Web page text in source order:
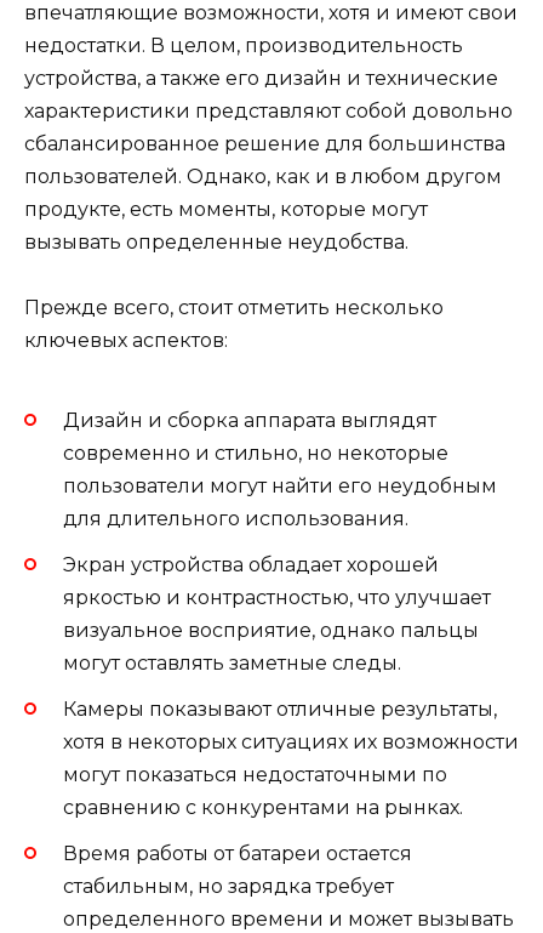
впечатляющие возможности, хотя и имеют свои
недостатки. В целом, производительность
устройства, а также его дизайн и технические
характеристики представляют собой довольно
сбалансированное решение для большинства
пользователей. Однако, как и в любом другом
продукте, есть моменты, которые могут
вызывать определенные неудобства.
Прежде всего, стоит отметить несколько
ключевых аспектов:
Дизайн и сборка аппарата выглядят
современно и стильно, но некоторые
пользователи могут найти его неудобным
для длительного использования.
Экран устройства обладает хорошей
яркостью и контрастностью, что улучшает
визуальное восприятие, однако пальцы
могут оставлять заметные следы.
Камеры показывают отличные результаты,
хотя в некоторых ситуациях их возможности
могут показаться недостаточными по
сравнению с конкурентами на рынках.
Время работы от батареи остается
стабильным, но зарядка требует
определенного времени и может вызывать